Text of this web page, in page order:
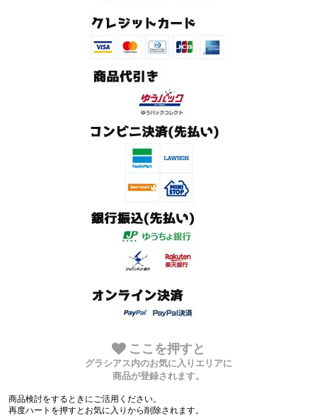
ここを押すと
グラシアス内のお気に入りエリアに
商品が登録されます。
商品検討をするときにご活用ください。
再度ハートを押すとお気に入りから削除されます。